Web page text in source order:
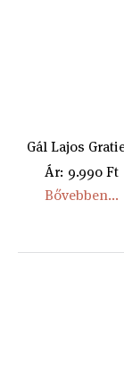
Gál Lajos
Ár: 9.990 Ft
Bővebben...